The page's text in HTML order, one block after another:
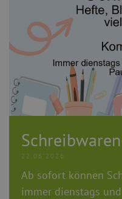
22.06.2026
Ab sofort können
immer dienstags